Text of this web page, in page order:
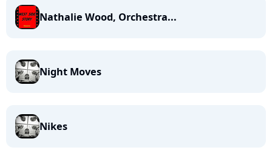
Nathalie Wood, Orchestra...
Night Moves
Nikes